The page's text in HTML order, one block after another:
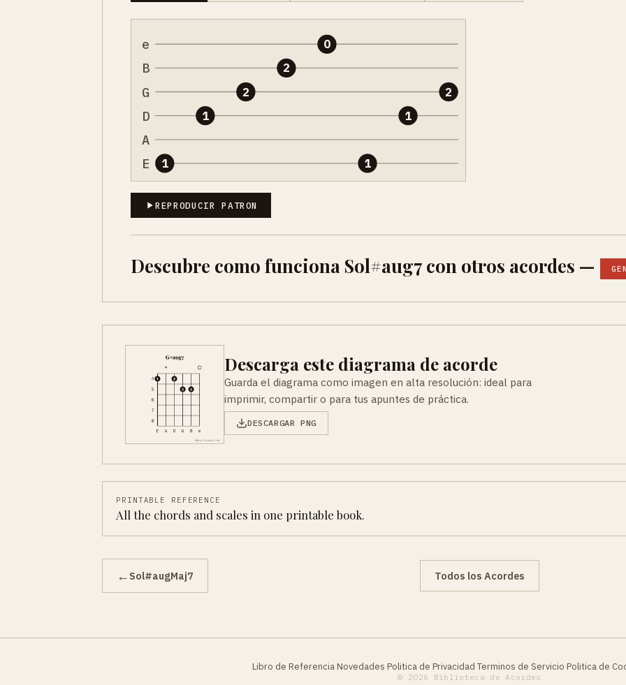
e
B
G
D
A
E 1
1
2
2
0
1
1
2
REPRODUCIR PATRON
Descubre como funciona Sol#aug7 con otros acordes —
Descarga este diagrama de acorde
Guarda el diagrama como imagen en alta resolución: ideal para
imprimir, compartir o para tus apuntes de práctica.
DESCARGAR PNG
PRINTABLE REFERENCE
All the chords and scales in one printable book.
← Sol#augMaj7 Todos los Acordes
Libro de Referencia·Novedades·Politica de Privacidad·Terminos de Servicio·Politica de
© 2026 Biblioteca de Acordes